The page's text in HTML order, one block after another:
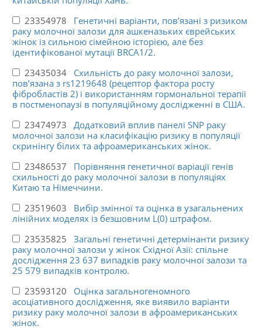
23354978 Генетичні варіанти, пов’язані з ризиком
раку молочної залози для ашкеназьких єврейських
жінок із сильною сімейною історією, але без
ідентифікованої мутації BRCA1/2.
23435034 Схильність до раку молочної залози,
пов’язана з rs1219648 (рецептор фактора росту
фібробластів 2) і використанням гормональної терапії
в постменопаузі в популяційному дослідженні в США.
23474973 Додатковий вплив панелі SNP раку
молочної залози на класифікацію ризику в популяції
скринінгу білих та афроамериканських жінок.
23486537 Порівняння генетичної варіації генів
схильності до раку молочної залози в популяціях
Китаю та Німеччини.
23519603 Вибір змінної та оцінка в узагальнених
лінійних моделях із безшовним L(0) штрафом.
23535825 Загальні генетичні детермінанти ризику
раку молочної залози у жінок Східної Азії: спільне
дослідження 23 637 випадків раку молочної залози та
25 579 випадків контролю.
23593120 Оцінка загальногеномного
асоціативного дослідження, яке виявило варіанти
ризику раку молочної залози в афроамериканських
жінок.